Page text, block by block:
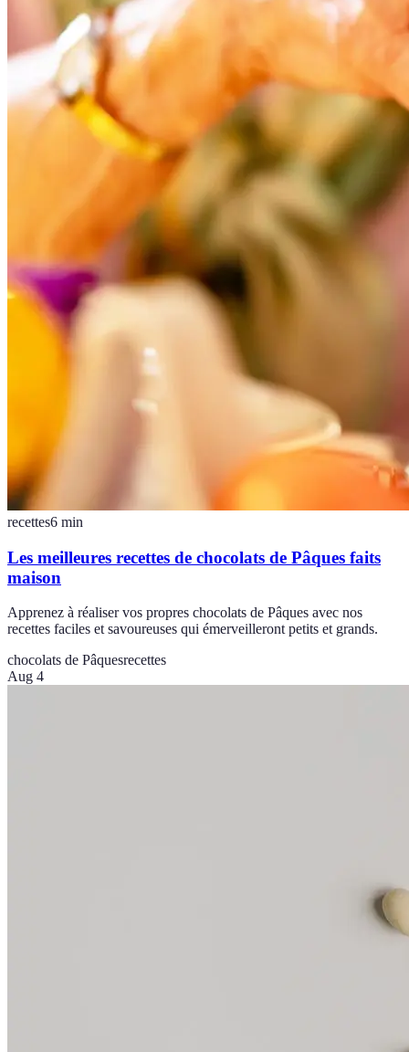
recettes6 min
Les meilleures recettes de chocolats de Pâques faits
maison
Apprenez à réaliser vos propres chocolats de Pâques avec nos
recettes faciles et savoureuses qui émerveilleront petits et grands.
chocolats de Pâquesrecettes
Aug 4